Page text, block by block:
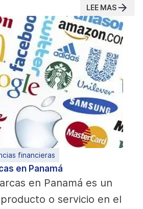
LEE MAS
financieras
en Panamá
en Panamá es un
o servicio en el